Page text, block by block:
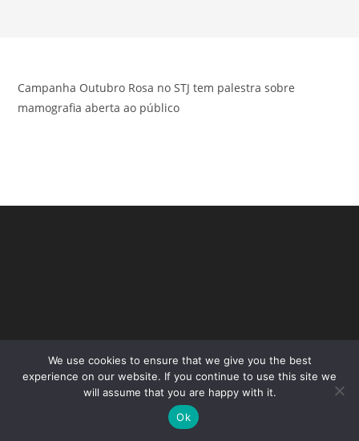
Campanha Outubro Rosa no STJ tem palestra sobre
mamografia aberta ao público
Copyright - WordPress Theme by OceanWP
We use cookies to ensure that we give you the best
experience on our website. If you continue to use this site we
will assume that you are happy with it.
Ok